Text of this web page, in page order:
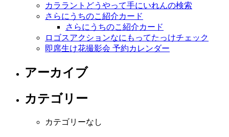
カララントどうやって手にいれんの検索
さらにうちのこ紹介カード
さらにうちのこ紹介カード
ロゴスアクションなにもってたっけチェック
即席生け花撮影会 予約カレンダー
アーカイブ
カテゴリー
カテゴリーなし